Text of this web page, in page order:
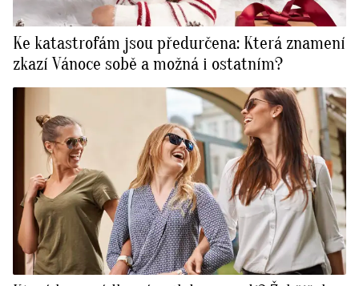
Ke katastrofám jsou předurčena: Která znamení
zkazí Vánoce sobě a možná i ostatním?